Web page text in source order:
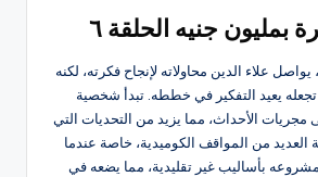
جنيه الحلقة ٦
علاء الدين محاولاته لإنجاح فكرته، لكنه
يعيد التفكير في خططه. تبدأ شخصية
مجريات الأحداث، مما يزيد من التحديات التي
العديد من المواقف الكوميدية، خاصة عندما
بأساليب غير تقليدية، مما يضعه في